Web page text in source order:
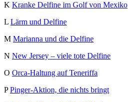
K Kranke Delfine im Golf von Mexiko
L Lärm und Delfine
M Marianna und die Delfine
N New Jersey – viele tote Delfine
O Orca-Haltung auf Teneriffa
PPinger-Aktion, die nichts bringt